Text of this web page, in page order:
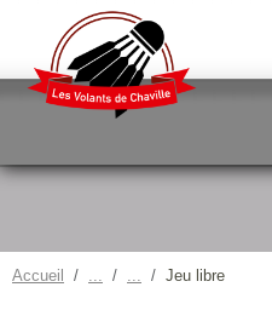
Accueil Jeu libre
Panneau de gestion des cookies